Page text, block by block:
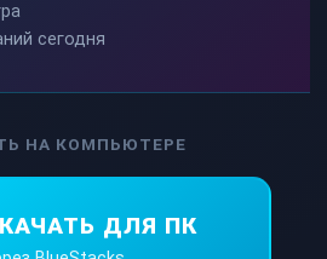
сегодня
НА КОМПЬЮТЕРЕ
ДЛЯ ПК